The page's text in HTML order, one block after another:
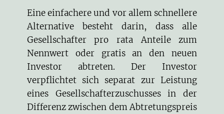
Eine einfachere und vor allem schnellere
Alternative besteht darin, dass alle
Gesellschafter pro rata Anteile zum
Nennwert oder gratis an den neuen
Investor abtreten. Der Investor
verpflichtet sich separat zur Leistung
eines Gesellschafterzuschusses in der
Differenz zwischen dem Abtretungspreis